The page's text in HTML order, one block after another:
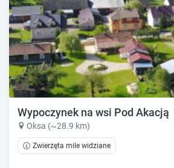
Wypoczynek na wsi Pod Akacją
Oksa (~28.9 km)
Zwierzęta mile widziane